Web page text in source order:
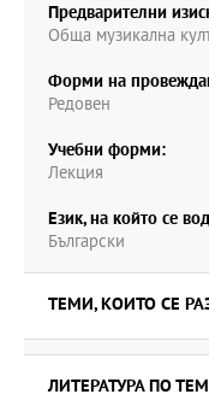
Предварителни
Обща музикална
Форми на
Редовен
Учебни форми:
Лекция
Език, на който се
Български
ТЕМИ, КОИТО СЕ
ЛИТЕРАТУРА ПО